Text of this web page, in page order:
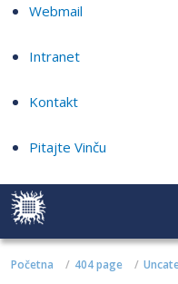
Webmail
Intranet
Kontakt
Pitajte Vinču
Početna 404 page